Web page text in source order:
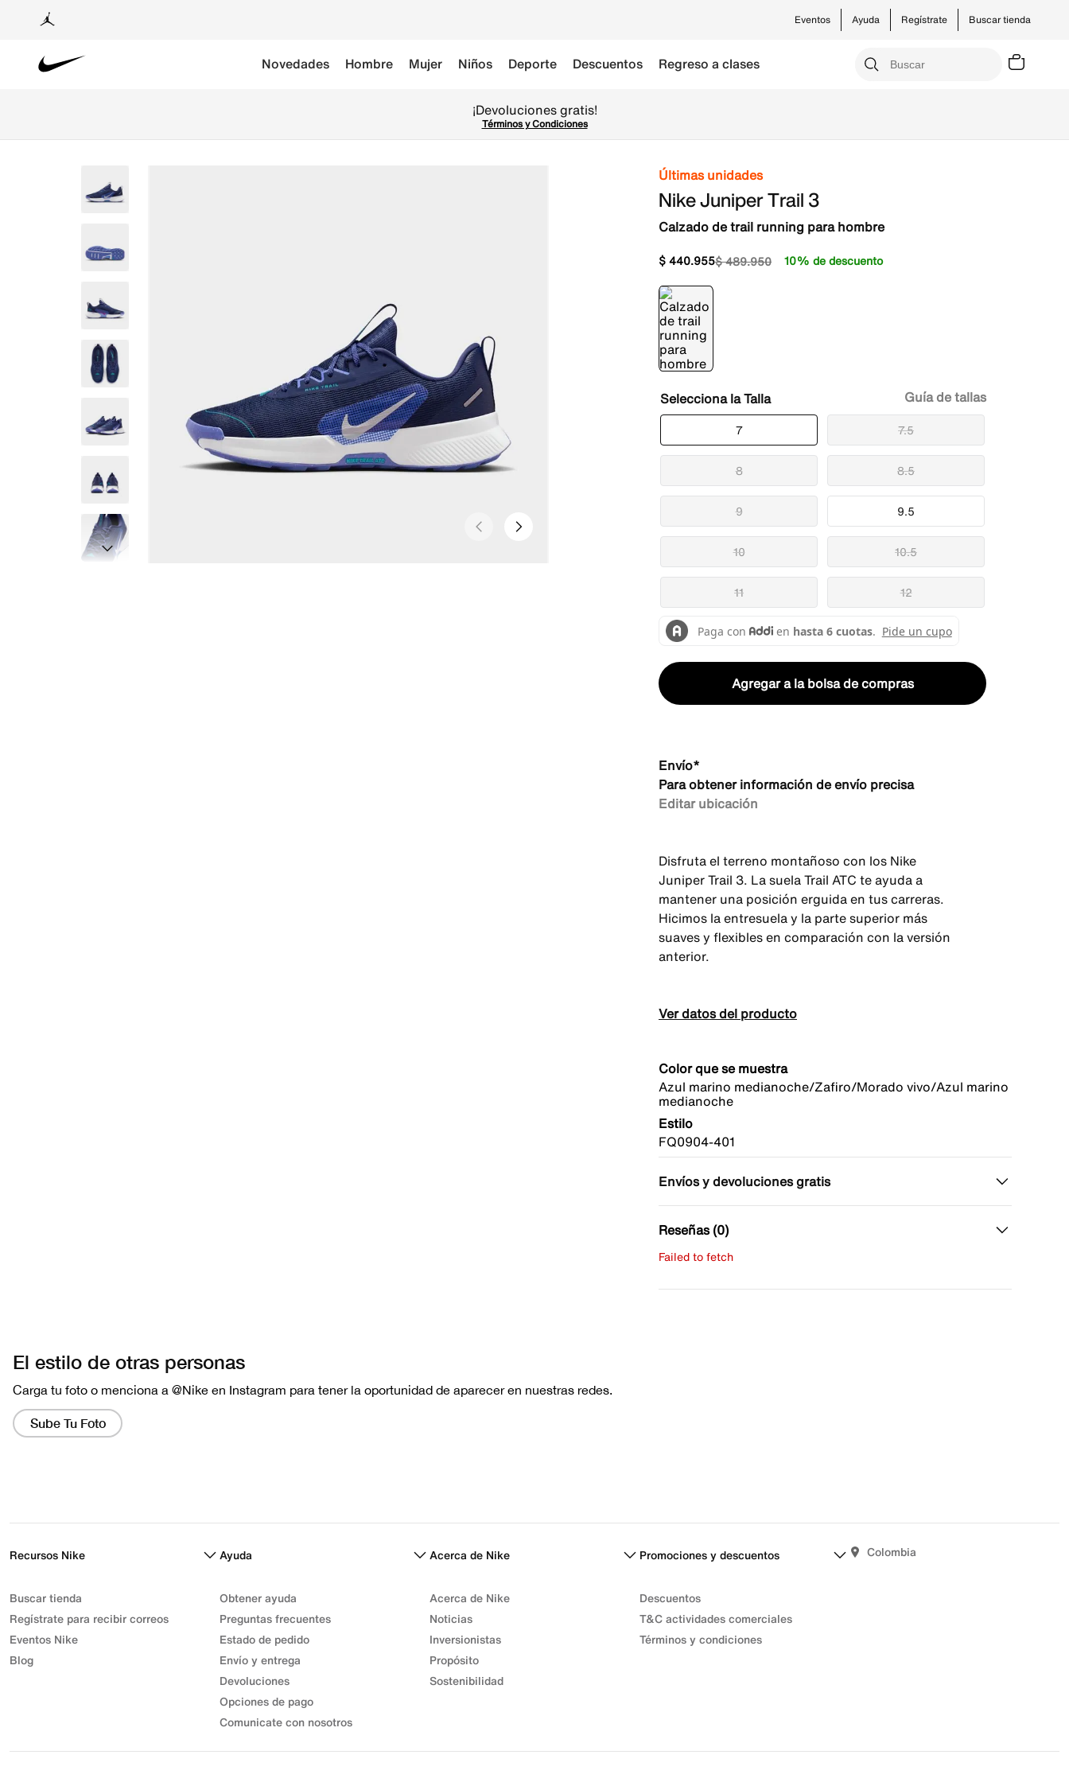
Buscar tienda
Ayuda Regístrate
Eventos
Novedades Hombre Mujer Niños Deporte Descuentos Regreso a clases
¡Devoluciones gratis!
Términos y Condiciones
Últimas unidades
Nike Juniper Trail 3
Calzado de trail running para hombre
$489.950
$440.955 10% de descuento
Talla
7 7.5
8 8.5
9 9.5
10 10.5
11 12
Guía de tallas
Agregar a la bolsa de compras
Envío*
Para obtener información de envío precisa
Editar ubicación
Disfruta el terreno montañoso con los Nike
Juniper Trail 3. La suela Trail ATC te ayuda a
mantener una posición erguida en tus carreras.
Hicimos la entresuela y la parte superior más
suaves y flexibles en comparación con la versión
anterior.
Ver datos del producto
Color que se muestra
Azul marino medianoche/Zafiro/Morado vivo/Azul marino
medianoche
Estilo
FQ0904-401
Envíos y devoluciones gratis
Reseñas (0)
Failed to fetch
Recursos Nike
Buscar tienda
Regístrate para recibir correos
Eventos Nike
Blog
Ayuda
Obtener ayuda
Preguntas frecuentes
Estado de pedido
Envío y entrega
Devoluciones
Opciones de pago
Comunicate con nosotros
Acerca de Nike
Acerca de Nike
Noticias
Inversionistas
Propósito
Sostenibilidad
Promociones y descuentos
Descuentos
T&C actividades comerciales
Términos y condiciones
Colombia